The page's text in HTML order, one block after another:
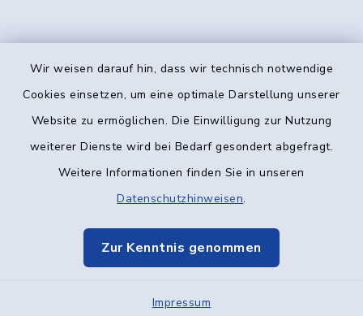
Wir weisen darauf hin, dass wir technisch notwendige
Cookies einsetzen, um eine optimale Darstellung unserer
Website zu ermöglichen. Die Einwilligung zur Nutzung
weiterer Dienste wird bei Bedarf gesondert abgefragt.
Weitere Informationen finden Sie in unseren
Datenschutzhinweisen.
Zur Kenntnis genommen
Impressum
Kontakt
Datenschutz
Elektronische Kommunikation
Sitemap